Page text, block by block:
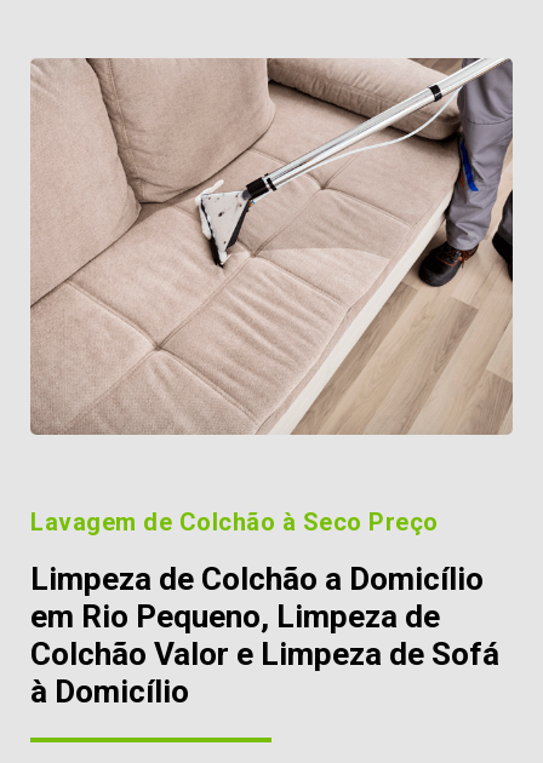
Lavagem de Colchão à Seco Preço
Limpeza de Colchão a Domicílio
em Rio Pequeno, Limpeza de
Colchão Valor e Limpeza de Sofá
à Domicílio